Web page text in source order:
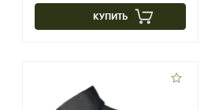
КУПИТЬ